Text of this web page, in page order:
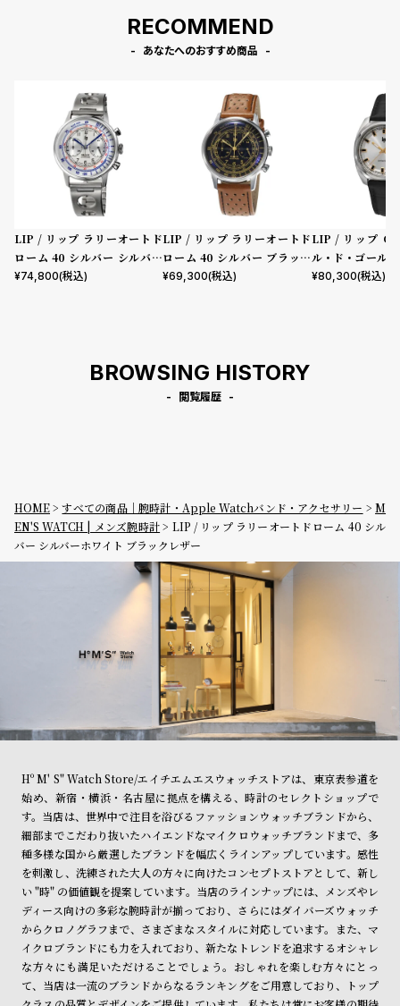
RECOMMEND
あなたへのおすすめ商品
LIP / リップ ラリーオートド
ローム 40 シルバー シルバー
ホワイト レーシングメタルバ
¥74,800(税込)
LIP / リップ ラリーオートド
ローム 40 シルバー ブラック
ブラウンレザー
¥69,300(税込)
LIP / リップ
ル・ド・ゴール
ック シルバー ブ
¥80,300(税込)
BROWSING HISTORY
閲覧履歴
HOME すべての商品｜腕時計・Apple Watchバンド・アクセサリー
M
EN'S WATCH | メンズ腕時計
LIP / リップ ラリーオートドローム 40 シル
バー シルバーホワイト ブラックレザー
Hº M' S" Watch Store/エイチエムエスウォッチストアは、東京表参道を
始め、新宿・横浜・名古屋に拠点を構える、時計のセレクトショップで
す。当店は、世界中で注目を浴びるファッションウォッチブランドから、
細部までこだわり抜いたハイエンドなマイクロウォッチブランドまで、多
種多様な国から厳選したブランドを幅広くラインアップしています。感性
を刺激し、洗練された大人の方々に向けたコンセプトストアとして、新し
い "時" の価値観を提案しています。当店のラインナップには、メンズやレ
ディース向けの多彩な腕時計が揃っており、さらにはダイバーズウォッチ
からクロノグラフまで、さまざまなスタイルに対応しています。また、マ
イクロブランドにも力を入れており、新たなトレンドを追求するオシャレ
な方々にも満足いただけることでしょう。おしゃれを楽しむ方々にとっ
て、当店は一流のブランドからなるランキングをご用意しており、トップ